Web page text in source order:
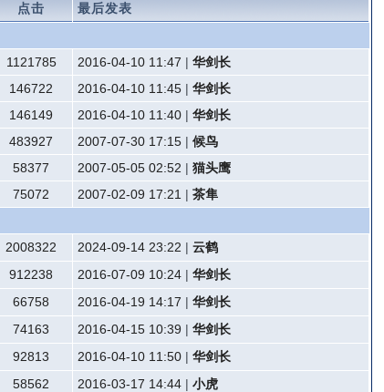
点击
最后发表
1121785 2016-04-10 11:47 |华剑长
146722 2016-04-10 11:45 |华剑长
146149 2016-04-10 11:40 |华剑长
483927 2007-07-30 17:15 |候鸟
58377 2007-05-05 02:52 |猫头鹰
75072 2007-02-09 17:21 |茶隼
2008322 2024-09-14 23:22 |云鹤
912238 2016-07-09 10:24 |华剑长
66758 2016-04-19 14:17 |华剑长
74163 2016-04-15 10:39 |华剑长
92813 2016-04-10 11:50 |华剑长
58562 2016-03-17 14:44 |小虎